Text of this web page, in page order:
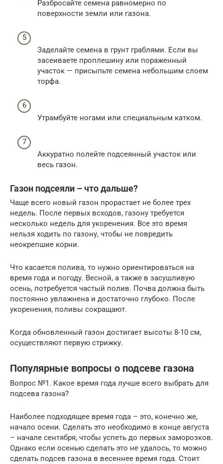
Разбросайте семена равномерно по
поверхности земли или газона.
Заделайте семена в грунт граблями. Если вы
засеиваете проплешину или пораженный
участок — присыпьте семена небольшим слоем
торфа.
Утрамбуйте ногами или специальным катком.
Аккуратно полейте подсеянный участок или
весь газон.
Газон подсеяли – что дальше?
Чаще всего новый газон прорастает не более трех
недель. После первых всходов, газону требуется
несколько недель для укоренения. Все это время
нельзя ходить по газону, чтобы не повредить
неокрепшие корни.
Что касается полива, то нужно ориентироваться на
время года и погоду. Весной, а также в засушливую
осень, потребуется частый полив. Почва должна быть
постоянно увлажнена и достаточно глубоко. После
укоренения, поливы сокращают.
Когда обновленный газон достигает высоты 8-10 см,
осуществляют первую стрижку.
Популярные вопросы о подсеве газона
Вопрос №1. Какое время года лучше всего выбрать для
подсева газона?
Наиболее подходящее время года – это, конечно же,
начало осени. Сделать это необходимо в конце августа
– начале сентября, чтобы успеть до первых заморозков.
Однако если осенью сделать это не удалось, то можно
сделать подсев газона в весеннее время года. Стоит